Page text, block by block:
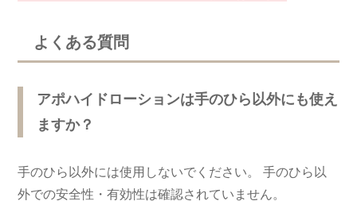
よくある質問
アポハイドローションは手のひら以外にも使え
ますか？
手のひら以外には使用しないでください。 手のひら以
外での安全性・有効性は確認されていません。